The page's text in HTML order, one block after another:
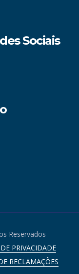
Sociais
Reservados
PRIVACIDADE
RECLAMAÇÕES